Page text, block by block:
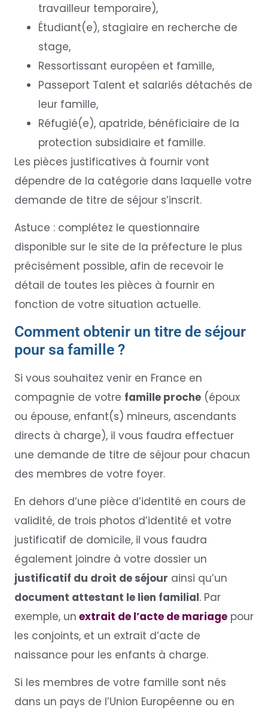
travailleur temporaire),
Étudiant(e), stagiaire en recherche de
stage,
Ressortissant européen et famille,
Passeport Talent et salariés détachés de
leur famille,
Réfugié(e), apatride, bénéficiaire de la
protection subsidiaire et famille.
Les pièces justificatives à fournir vont
dépendre de la catégorie dans laquelle votre
demande de titre de séjour s’inscrit.
Astuce : complétez le questionnaire
disponible sur le site de la préfecture le plus
précisément possible, afin de recevoir le
détail de toutes les pièces à fournir en
fonction de votre situation actuelle.
Comment obtenir un titre de séjour
pour sa famille ?
Si vous souhaitez venir en France en
compagnie de votre famille proche(époux
ou épouse, enfant(s) mineurs, ascendants
directs à charge), il vous faudra effectuer
une demande de titre de séjour pour chacun
des membres de votre foyer.
En dehors d’une pièce d’identité en cours de
validité, de trois photos d’identité et votre
justificatif de domicile, il vous faudra
également joindre à votre dossier un
justificatif du droit de séjour ainsi qu’un
document attestant le lien familial. Par
exemple, un extrait de l’acte de mariagepour
les conjoints, et un extrait d’acte de
naissance pour les enfants à charge.
Si les membres de votre famille sont nés
dans un pays de l’Union Européenne ou en